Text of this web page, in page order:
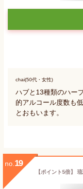
chai(50代・女性)
ハブと13種類のハー
的アルコール度数も
とおもいます。
no. 19